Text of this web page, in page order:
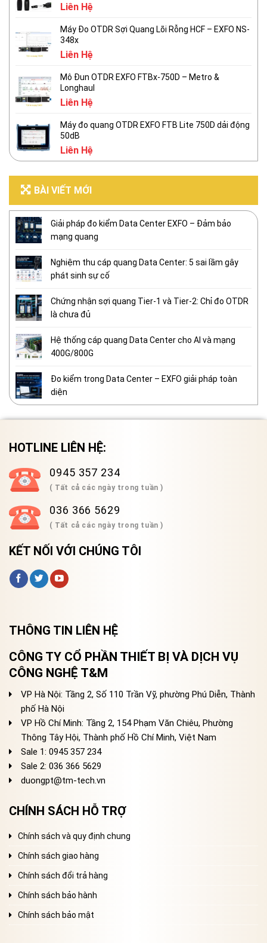
Liên Hệ
Máy Đo OTDR Sợi Quang Lõi Rỗng HCF – EXFO NS-
348x
Liên Hệ
Mô Đun OTDR EXFO FTBx-750D – Metro &
Longhaul
Liên Hệ
Máy đo quang OTDR EXFO FTB Lite 750D dải động
50dB
Liên Hệ
BÀI VIẾT MỚI
Giải pháp đo kiểm Data Center EXFO – Đảm bảo
mạng quang
Nghiệm thu cáp quang Data Center: 5 sai lầm gây
phát sinh sự cố
Chứng nhận sợi quang Tier-1 và Tier-2: Chỉ đo OTDR
là chưa đủ
Hệ thống cáp quang Data Center cho AI và mạng
400G/800G
Đo kiểm trong Data Center – EXFO giải pháp toàn
diện
HOTLINE LIÊN HỆ:
0945 357 234
( Tất cả các ngày trong tuần )
036 366 5629
( Tất cả các ngày trong tuần )
KẾT NỐI VỚI CHÚNG TÔI
THÔNG TIN LIÊN HỆ
CÔNG TY CỔ PHẦN THIẾT BỊ VÀ DỊCH VỤ
CÔNG NGHỆ T&M
VP Hà Nội: Tầng 2, Số 110 Trần Vỹ, phường Phú Diễn, Thành
phố Hà Nội
VP Hồ Chí Minh: Tầng 2, 154 Phạm Văn Chiêu, Phường
Thông Tây Hội, Thành phố Hồ Chí Minh, Việt Nam
Sale 1: 0945 357 234
Sale 2: 036 366 5629
duongpt@tm-tech.vn
CHÍNH SÁCH HỖ TRỢ
Chính sách và quy định chung
Chính sách giao hàng
Chính sách đổi trả hàng
Chính sách bảo hành
Chính sách bảo mật